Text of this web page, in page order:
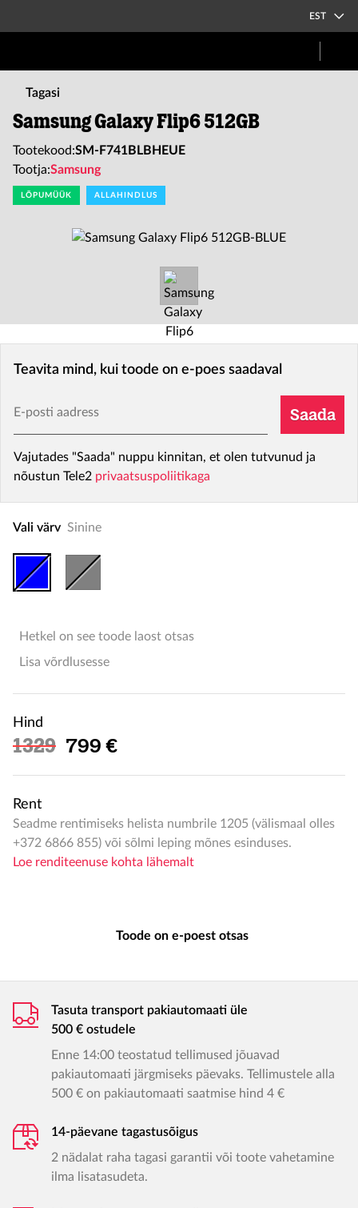
EST
Tagasi
Samsung Galaxy Flip6 512GB
Tootekood:SM-F741BLBHEUE
Tootja:Samsung
LÕPUMÜÜK ALLAHINDLUS
Teavita mind, kui toode on e-poes saadaval
E-posti aadress
Saada
Vajutades "Saada" nuppu kinnitan, et olen tutvunud ja
nõustun Tele2 privaatsuspoliitikaga
Vali värv Sinine
Hetkel on see toode laost otsas
Lisa võrdlusesse
Hind
1329 Soodushind
799 €
Rent
Seadme rentimiseks helista numbrile 1205 (välismaal olles
+372 6866 855) või sõlmi leping mõnes esinduses.
Loe renditeenuse kohta lähemalt
Toode on e-poest otsas
Tasuta transport pakiautomaati üle
500 € ostudele
Enne 14:00 teostatud tellimused jõuavad
pakiautomaati järgmiseks päevaks. Tellimustele alla
500 € on pakiautomaati saatmise hind 4 €
14-päevane tagastusõigus
2 nädalat raha tagasi garantii või toote vahetamine
ilma lisatasudeta.